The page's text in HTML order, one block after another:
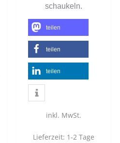
schaukeln.
teilen
teilen
teilen
inkl. MwSt.
Lieferzeit: 1-2 Tage